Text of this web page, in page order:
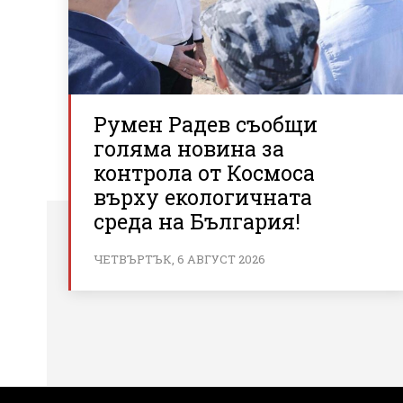
Румен Радев съобщи
голяма новина за
контрола от Космоса
върху екологичната
среда на България!
ЧЕТВЪРТЪК, 6 АВГУСТ 2026